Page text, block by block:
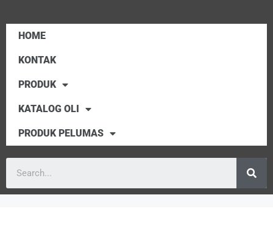
HOME
KONTAK
PRODUK
KATALOG OLI
PRODUK PELUMAS